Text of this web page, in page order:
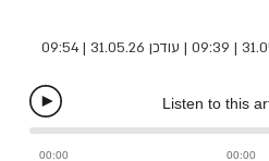
| עודכן 31.05.26 | 09:54